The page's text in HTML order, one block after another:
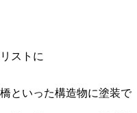
ストに
といった構造物に塗装で